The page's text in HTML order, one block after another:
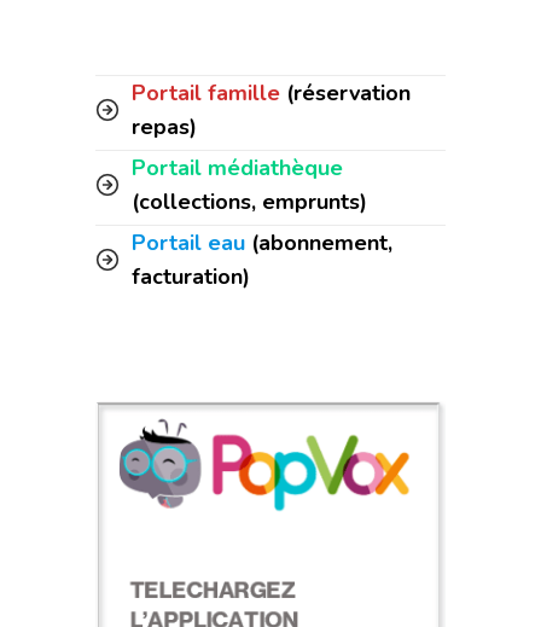
Portail famille (réservation
repas)
Portail médiathèque
(collections, emprunts)
Portail eau (abonnement,
facturation)